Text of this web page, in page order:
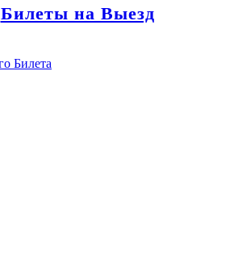
Билеты на Выезд